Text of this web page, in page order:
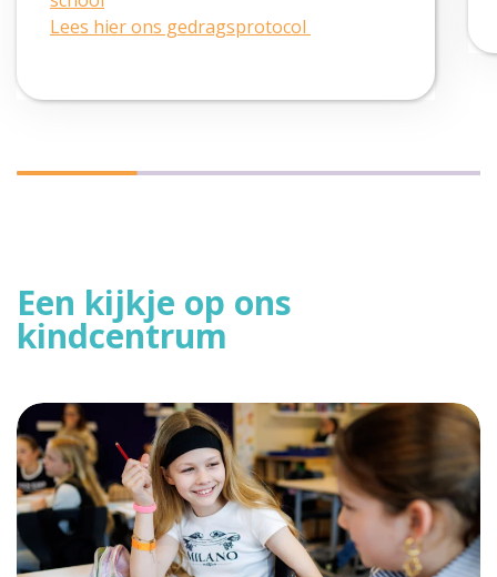
Lees hier ons gedragsprotocol
Een kijkje op ons
kindcentrum